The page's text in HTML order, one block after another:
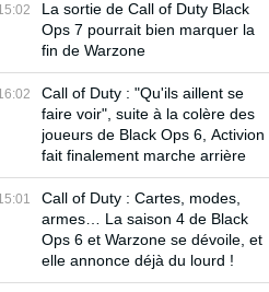
La sortie de Call of Duty Black
Ops 7 pourrait bien marquer la
fin de Warzone
Call of Duty : "Qu'ils aillent se
faire voir", suite à la colère des
joueurs de Black Ops 6, Activion
fait finalement marche arrière
Call of Duty : Cartes, modes,
armes… La saison 4 de Black
Ops 6 et Warzone se dévoile, et
elle annonce déjà du lourd !